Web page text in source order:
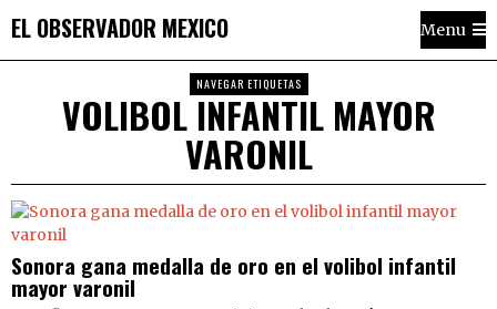
EL OBSERVADOR MEXICO Menu
NAVEGAR ETIQUETAS
VOLIBOL INFANTIL MAYOR
VARONIL
Sonora gana medalla de oro en el volibol infantil
mayor varonil